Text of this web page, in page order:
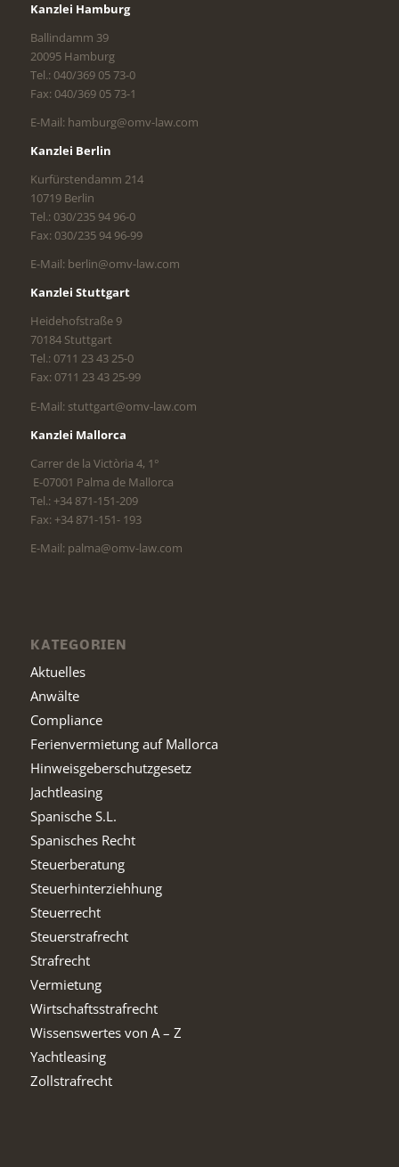
Kanzlei Hamburg
Ballindamm 39
20095 Hamburg
Tel.: 040/369 05 73-0
Fax: 040/369 05 73-1
E-Mail: hamburg@omv-law.com
Kanzlei Berlin
Kurfürstendamm 214
10719 Berlin
Tel.: 030/235 94 96-0
Fax: 030/235 94 96-99
E-Mail: berlin@omv-law.com
Kanzlei Stuttgart
Heidehofstraße 9
70184 Stuttgart
Tel.: 0711 23 43 25-0
Fax: 0711 23 43 25-99
E-Mail: stuttgart@omv-law.com
Kanzlei Mallorca
Carrer de la Victòria 4, 1°
E-07001 Palma de Mallorca
Tel.: +34 871-151-209
Fax: +34 871-151- 193
E-Mail: palma@omv-law.com
KATEGORIEN
Aktuelles
Anwälte
Compliance
Ferienvermietung auf Mallorca
Hinweisgeberschutzgesetz
Jachtleasing
Spanische S.L.
Spanisches Recht
Steuerberatung
Steuerhinterziehhung
Steuerrecht
Steuerstrafrecht
Strafrecht
Vermietung
Wirtschaftsstrafrecht
Wissenswertes von A – Z
Yachtleasing
Zollstrafrecht